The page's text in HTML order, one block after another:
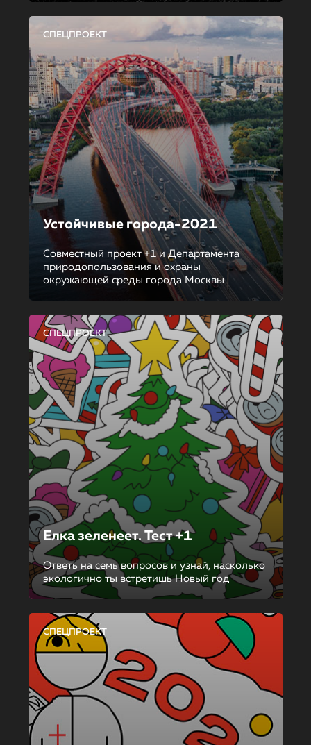
СПЕЦПРОЕКТ
Устойчивые города-2021
Совместный проект +1 и Департамента
природопользования и охраны
окружающей среды города Москвы
СПЕЦПРОЕКТ
Елка зеленеет. Тест +1
Ответь на семь вопросов и узнай, насколько
экологично ты встретишь Новый год
СПЕЦПРОЕКТ